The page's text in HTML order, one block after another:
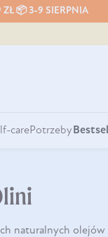
ZŁ 📦 3-9 SIERPNIA
carePotrzeby
naturalnych olejów